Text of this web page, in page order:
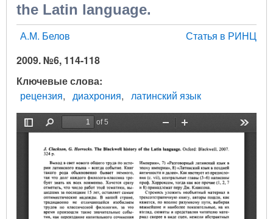
the Latin language.
А.М. Белов
Статья в РИНЦ
2009. №6, 114-118
Ключевые слова
рецензия
диахрония латинский язык